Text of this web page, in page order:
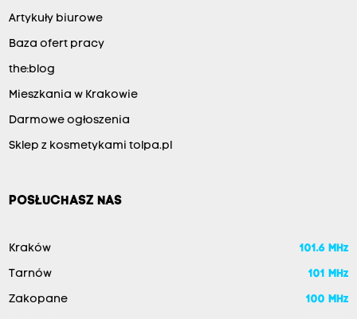
Artykuły biurowe
Baza ofert pracy
the:blog
Mieszkania w Krakowie
Darmowe ogłoszenia
Sklep z kosmetykami tolpa.pl
POSŁUCHASZ NAS
Kraków 101.6 MHz
Tarnów 101 MHz
Zakopane 100 MHz